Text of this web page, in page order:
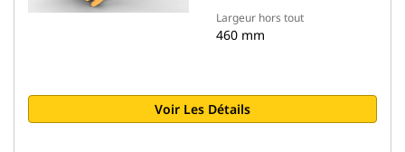
Largeur hors tout
460 mm
Voir Les Détails